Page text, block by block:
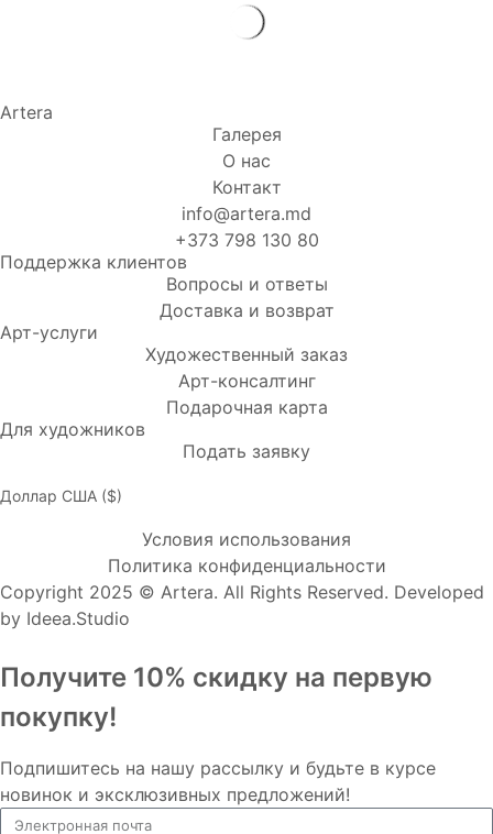
Artera
Галерея
О нас
Контакт
info@artera.md
+373 798 130 80
Поддержка клиентов
Вопросы и ответы
Доставка и возврат
Арт-услуги
Художественный заказ
Арт-консалтинг
Подарочная карта
Для художников
Подать заявку
Доллар США ($)
Условия использования
Политика конфиденциальности
Copyright 2025 © Artera. All Rights Reserved. Developed
by Ideea.Studio
Получите 10% скидку на первую
покупку!
Подпишитесь на нашу рассылку и будьте в курсе
новинок и эксклюзивных предложений!